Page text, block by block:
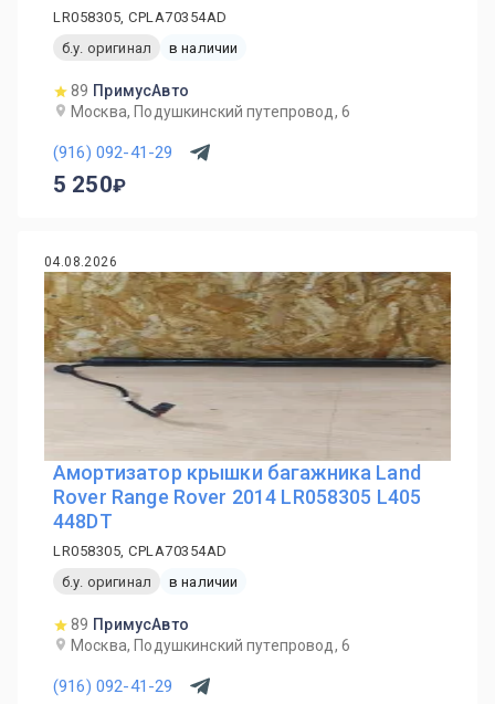
LR058305, CPLA70354AD
б.у. оригинал
в наличии
89 ПримусАвто
Москва, Подушкинский путепровод, 6
(916) 092-41-29
5 250
04.08.2026
Амортизатор крышки багажника Land
Rover Range Rover 2014 LR058305 L405
448DT
LR058305, CPLA70354AD
б.у. оригинал
в наличии
89 ПримусАвто
Москва, Подушкинский путепровод, 6
(916) 092-41-29